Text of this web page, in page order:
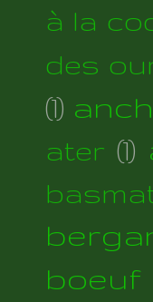
à la
des
(1)
ater (1)
boeuf